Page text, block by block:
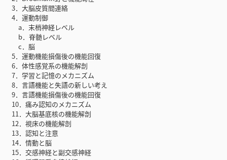
3．大脳皮質間連絡
4．運動制御
a．末梢神経レベル
b．脊髄レベル
c．脳
5．運動機能損傷後の機能回復
6．体性感覚系の機能解剖
7．学習と記憶のメカニズム
8．言語機能と失語の新しい考え
9．言語機能損傷後の機能回復
10．痛み認知のメカニズム
11．大脳基底核の機能解剖
12．視床の機能解剖
13．認知と注意
14．情動と脳
15．交感神経と副交感神経